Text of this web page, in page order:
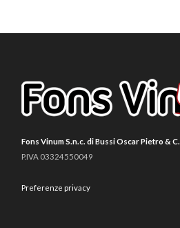
Fons Vinum S.n.c. di Bussi Oscar Pietro & C.
P.IVA 03324550049
Preferenze privacy